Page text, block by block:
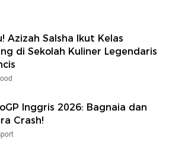
Azizah Salsha Ikut Kelas
di Sekolah Kuliner Legendaris
Inggris 2026: Bagnaia dan
Crash!